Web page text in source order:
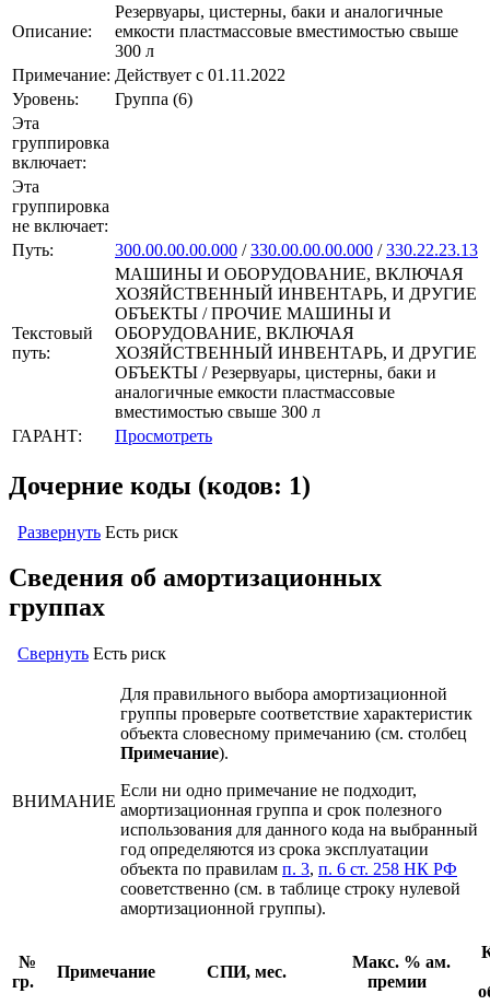
Описание:
Резервуары, цистерны, баки и аналогичные
емкости пластмассовые вместимостью свыше
300 л
Примечание: Действует с 01.11.2022
Уровень:
Группа (6)
Эта
группировка
включает:
Эта
группировка
не включает:
Путь:
300.00.00.00.000 /330.00.00.00.000 /330.22.23.13
Текстовый
путь:
МАШИНЫ И ОБОРУДОВАНИЕ, ВКЛЮЧАЯ
ХОЗЯЙСТВЕННЫЙ ИНВЕНТАРЬ, И ДРУГИЕ
ОБЪЕКТЫ / ПРОЧИЕ МАШИНЫ И
ОБОРУДОВАНИЕ, ВКЛЮЧАЯ
ХОЗЯЙСТВЕННЫЙ ИНВЕНТАРЬ, И ДРУГИЕ
ОБЪЕКТЫ / Резервуары, цистерны, баки и
аналогичные емкости пластмассовые
вместимостью свыше 300 л
ГАРАНТ:
Просмотреть
Дочерние коды (кодов: 1)
Развернуть Есть риск
Сведения об амортизационных
группах
Свернуть Есть риск
ВНИМАНИЕ
Для правильного выбора амортизационной
группы проверьте соответствие характеристик
объекта словесному примечанию (см. столбец
Примечание).
Если ни одно примечание не подходит,
амортизационная группа и срок полезного
использования для данного кода на выбранный
год определяются из срока эксплуатации
объекта по правилам п. 3, п. 6 ст. 258 НК РФ
сооветственно (см. в таблице строку нулевой
амортизационной группы).
№
гр.
Примечание СПИ, мес.
Макс. % ам.
премии